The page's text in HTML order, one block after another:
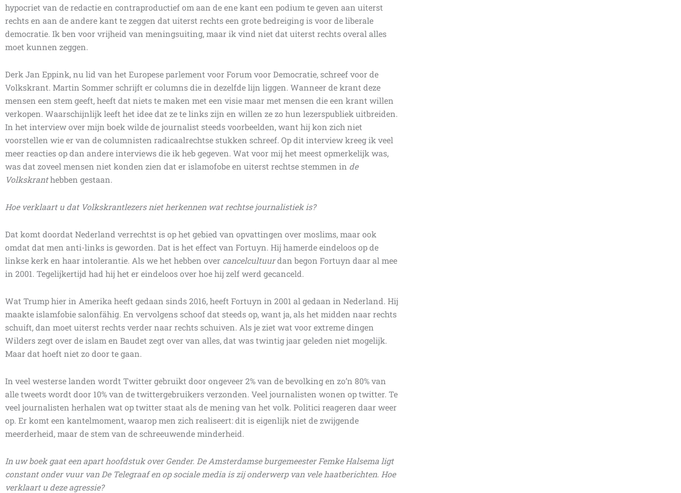
hypocriet van de redactie en contraproductief om aan de ene kant een podium te geven aan uiterst
rechts en aan de andere kant te zeggen dat uiterst rechts een grote bedreiging is voor de liberale
democratie. Ik ben voor vrijheid van meningsuiting, maar ik vind niet dat uiterst rechts overal alles
moet kunnen zeggen.
Derk Jan Eppink, nu lid van het Europese parlement voor Forum voor Democratie, schreef voor de
Volkskrant. Martin Sommer schrijft er columns die in dezelfde lijn liggen. Wanneer de krant deze
mensen een stem geeft, heeft dat niets te maken met een visie maar met mensen die een krant willen
verkopen. Waarschijnlijk leeft het idee dat ze te links zijn en willen ze zo hun lezerspubliek uitbreiden.
In het interview over mijn boek wilde de journalist steeds voorbeelden, want hij kon zich niet
voorstellen wie er van de columnisten radicaalrechtse stukken schreef. Op dit interview kreeg ik veel
meer reacties op dan andere interviews die ik heb gegeven. Wat voor mij het meest opmerkelijk was,
was dat zoveel mensen niet konden zien dat er islamofobe en uiterst rechtse stemmen in de
Volkskranthebben gestaan.
Hoe verklaart u dat Volkskrantlezers niet herkennen wat rechtse journalistiek is?
Dat komt doordat Nederland verrechtst is op het gebied van opvattingen over moslims, maar ook
omdat dat men anti-links is geworden. Dat is het effect van Fortuyn. Hij hamerde eindeloos op de
linkse kerk en haar intolerantie. Als we het hebben over cancelcultuurdan begon Fortuyn daar al mee
in 2001. Tegelijkertijd had hij het er eindeloos over hoe hij zelf werd gecanceld.
Wat Trump hier in Amerika heeft gedaan sinds 2016, heeft Fortuyn in 2001 al gedaan in Nederland. Hij
maakte islamfobie salonfähig. En vervolgens schoof dat steeds op, want ja, als het midden naar rechts
schuift, dan moet uiterst rechts verder naar rechts schuiven. Als je ziet wat voor extreme dingen
Wilders zegt over de islam en Baudet zegt over van alles, dat was twintig jaar geleden niet mogelijk.
Maar dat hoeft niet zo door te gaan.
In veel westerse landen wordt Twitter gebruikt door ongeveer 2% van de bevolking en zo’n 80% van
alle tweets wordt door 10% van de twittergebruikers verzonden. Veel journalisten wonen op twitter. Te
veel journalisten herhalen wat op twitter staat als de mening van het volk. Politici reageren daar weer
op. Er komt een kantelmoment, waarop men zich realiseert: dit is eigenlijk niet de zwijgende
meerderheid, maar de stem van de schreeuwende minderheid.
In uw boek gaat een apart hoofdstuk over Gender. De Amsterdamse burgemeester Femke Halsema ligt
constant onder vuur van De Telegraaf en op sociale media is zij onderwerp van vele haatberichten. Hoe
verklaart u deze agressie?